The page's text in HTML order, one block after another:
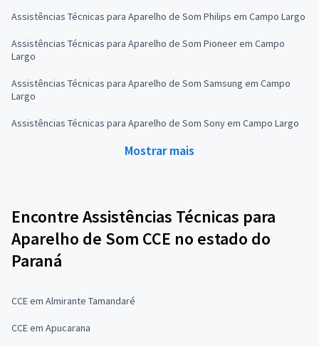
Assistências Técnicas para Aparelho de Som Philips em Campo Largo
Assistências Técnicas para Aparelho de Som Pioneer em Campo
Largo
Assistências Técnicas para Aparelho de Som Samsung em Campo
Largo
Assistências Técnicas para Aparelho de Som Sony em Campo Largo
Mostrar mais
Encontre Assistências Técnicas para
Aparelho de Som CCE no estado do
Paraná
CCE em Almirante Tamandaré
CCE em Apucarana